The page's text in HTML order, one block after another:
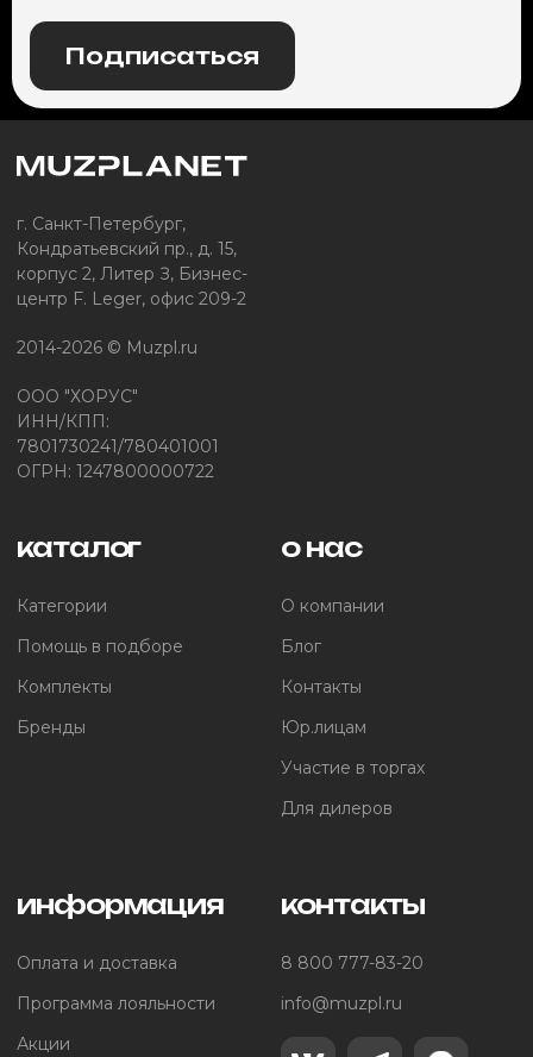
Подписаться
г. Санкт-Петербург,
Кондратьевский пр., д. 15,
корпус 2, Литер З, Бизнес-
центр F. Leger, офис 209-2
2014-2026 © Muzpl.ru
ООО "ХОРУС"
ИНН/КПП:
7801730241/780401001
ОГРН: 1247800000722
каталог
Категории
Помощь в подборе
Комплекты
Бренды
о нас
О компании
Блог
Контакты
Юр.лицам
Участие в торгах
Для дилеров
информация
Оплата и доставка
Программа лояльности
Акции
контакты
8 800 777-83-20
info@muzpl.ru